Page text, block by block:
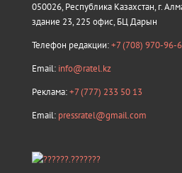
050026, Республика Казахстан, г.
здание 23, 225 офис, БЦ Дарын
Телефон редакции:+7 (708) 970-96-
Email: info@ratel.kz
Реклама:+7 (777) 233 50 13
Email: pressratel@gmail.com